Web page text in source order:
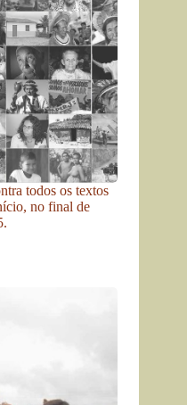
todos os textos
no final de